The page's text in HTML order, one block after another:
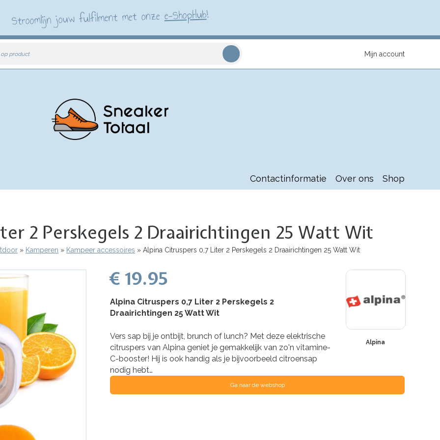
Stroomlijn jouw fulfilment met onzee-ShopHub!
op product Mijn account
Contactinformatie Over ons Shop
2 Perskegels 2 Draairichtingen 25 Watt Wit
Kamperen Kampeer accessoires Alpina Citruspers 0,7 Liter 2 Perskegels 2 Draairichtingen 25 Watt Wit
Alpina
€ 19.95
Alpina Citruspers 0,7 Liter 2 Perskegels 2
Draairichtingen 25 Watt Wit
Vers sap bij je ontbijt, brunch of lunch? Met deze elektrische
citruspers van Alpina geniet je gemakkelijk van zo'n vitamine-
C-booster! Hij is ook handig als je bijvoorbeeld citroensap
nodig hebt…
Ga naar de webshop